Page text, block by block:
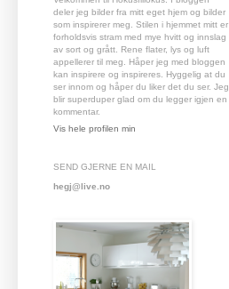
deler jeg bilder fra mitt eget hjem og bilder
som inspirerer meg. Stilen i hjemmet mitt er
forholdsvis stram med mye hvitt og innslag
av sort og grått. Rene flater, lys og luft
appellerer til meg. Håper jeg med bloggen
kan inspirere og inspireres. Hyggelig at du
ser innom og håper du liker det du ser. Jeg
blir superduper glad om du legger igjen en
kommentar.
Vis hele profilen min
SEND GJERNE EN MAIL
hegj@live.no